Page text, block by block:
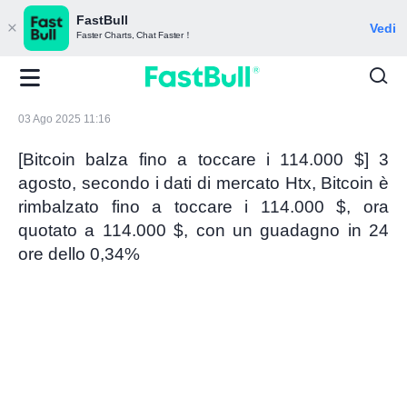
FastBull
Faster Charts, Chat Faster！ Vedi
03 Ago 2025 11:16
[Bitcoin balza fino a toccare i 114.000 $] 3
agosto, secondo i dati di mercato Htx, Bitcoin è
rimbalzato fino a toccare i 114.000 $, ora
quotato a 114.000 $, con un guadagno in 24
ore dello 0,34%